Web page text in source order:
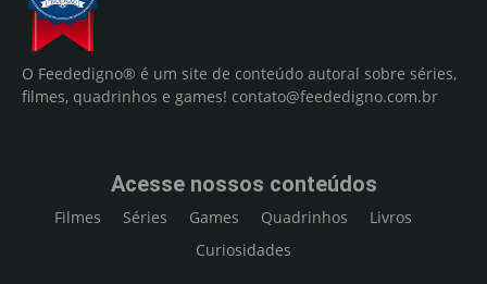
O Feededigno® é um site de conteúdo autoral sobre séries,
filmes, quadrinhos e games! contato@feededigno.com.br
Acesse nossos conteúdos
Filmes Séries Games Quadrinhos
Livros
Curiosidades